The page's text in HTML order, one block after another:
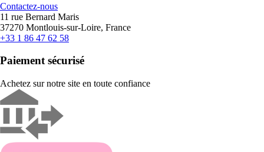
Contactez-nous
11 rue Bernard Maris
37270 Montlouis-sur-Loire, France
+33 1 86 47 62 58
Paiement sécurisé
Achetez sur notre site en toute confiance